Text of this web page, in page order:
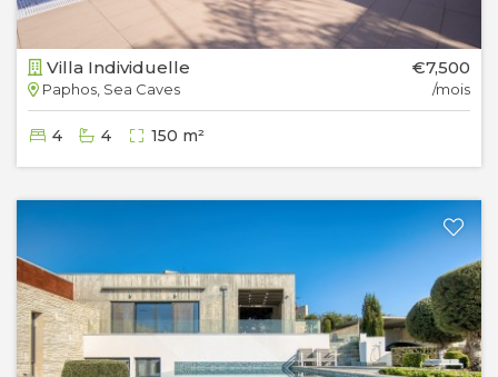
Villa Individuelle
Paphos, Sea Caves
€7,500
/mois
4 4 150 m²